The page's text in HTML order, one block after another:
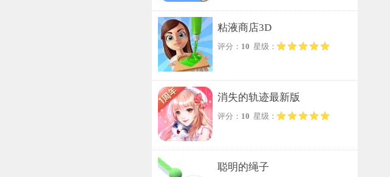
粘液商店3D
评分： 10 星级：
消失的轨迹最新版
评分： 10 星级：
聪明的绳子